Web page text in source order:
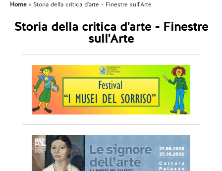
Home Storia della critica d'arte - Finestre sull'Arte
Storia della critica d'arte - Finestre
sull'Arte